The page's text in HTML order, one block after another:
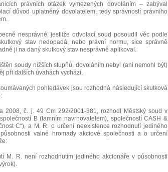
právních otázek vymezených dovoláním – zabýval
důvod uplatněný dovolatelem, tedy správností právního
nesprávné, jestliže odvolací soud posoudil věc podle
stav nedopadá, nebo právní normu, sice správně
ji na daný skutkový stav nesprávně aplikoval.
soudy nižších stupňů, dovoláním nebyl (ani nemohl být)
při dalších úvahách vychází.
pohledávek jsou rozhodná následující skutková
2008, č. j. 49 Cm 292/2001-381, rozhodl Městský soud v
B (tamním navrhovatelem), společností CASH &
C“), a M. R. o určení neexistence rozhodnutí jediného
valné hromady akciové společnosti a o určení
M. R. není rozhodnutím jediného akcionáře v působnosti